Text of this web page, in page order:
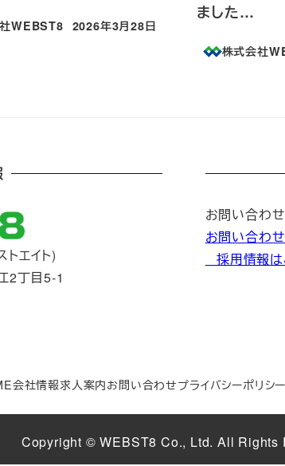
WEBST8
投稿日
2026年3月28日
ました…
株式会社
エイト)
2丁目5-1
お問い合わ
お問い合わ
採用情報
会社情報求人案内お問い合わせプライバシーポリシ
Copyright © WEBST8 Co., Ltd. All Rights